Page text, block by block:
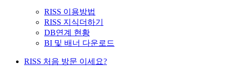
RISS 이용방법
RISS 지식더하기
DB연계 현황
BI 및 배너 다운로드
RISS 처음 방문 이세요?